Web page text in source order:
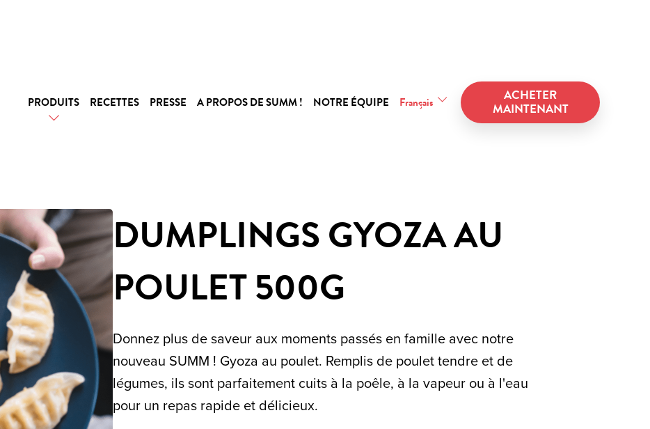
PRODUITS RECETTES PRESSE A PROPOS DE SUMM ! NOTRE ÉQUIPE Français
ACHETER
MAINTENANT
DUMPLINGS GYOZA AU
POULET 500G
Donnez plus de saveur aux moments passés en famille avec notre
nouveau SUMM ! Gyoza au poulet. Remplis de poulet tendre et de
légumes, ils sont parfaitement cuits à la poêle, à la vapeur ou à l'eau
pour un repas rapide et délicieux.